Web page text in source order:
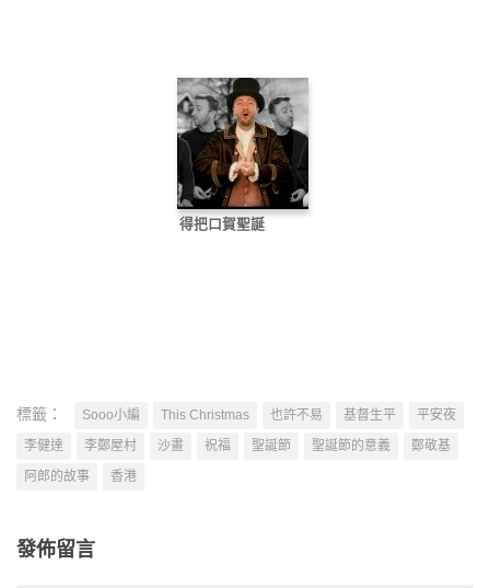
得把口賀聖誕
標籤： Sooo小編 This Christmas 也許不易 基督生平
平安夜
李健達
李鄭屋村 沙畫 祝福 聖誕節 聖誕節的意義
鄭敬基
阿郎的故事
香港
發佈留言